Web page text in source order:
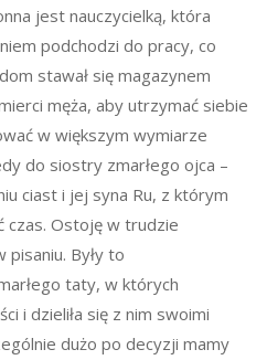
jest nauczycielką, która
podchodzi do pracy, co
stawał się magazynem
męża, aby utrzymać siebie
w większym wymiarze
do siostry zmarłego ojca –
ciast i jej syna Ru, z którym
czas. Ostoję w trudzie
pisaniu. Były to
taty, w których
i dzieliła się z nim swoimi
dużo po decyzji mamy